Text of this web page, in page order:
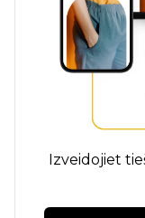
Izveidojiet